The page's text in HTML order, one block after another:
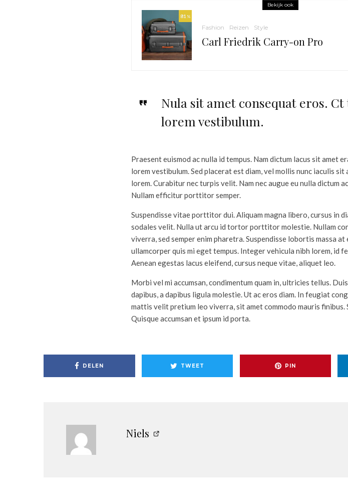
Bekijk ook
81 %
Fashion Reizen Style
Carl Friedrik Carry-on Pro
Nula sit amet consequat eros.
lorem vestibulum.
Praesent euismod ac nulla id tempus. Nam dictum lacus sit amet
lorem vestibulum. Sed placerat est diam, vel mollis nunc iaculis
lorem. Curabitur nec turpis velit. Nam nec augue eu nulla dictum
Nullam efficitur porttitor semper.
Suspendisse vitae porttitor dui. Aliquam magna libero, cursus in
sodales velit. Nulla ut arcu id tortor porttitor molestie. Nullam
viverra, sed semper enim pharetra. Suspendisse lobortis massa
ullamcorper quis mi eget tempus. Integer vehicula nibh lorem, id
Aenean egestas lacus eleifend, cursus neque vitae, aliquet leo.
Morbi vel mi accumsan, condimentum quam in, ultricies tellus.
dapibus, a dapibus ligula molestie. Ut ac eros diam. In feugiat
mattis velit pretium leo viverra, sit amet commodo mauris finibus.
Quisque accumsan et ipsum id porta.
DELEN TWEET PIN
Niels